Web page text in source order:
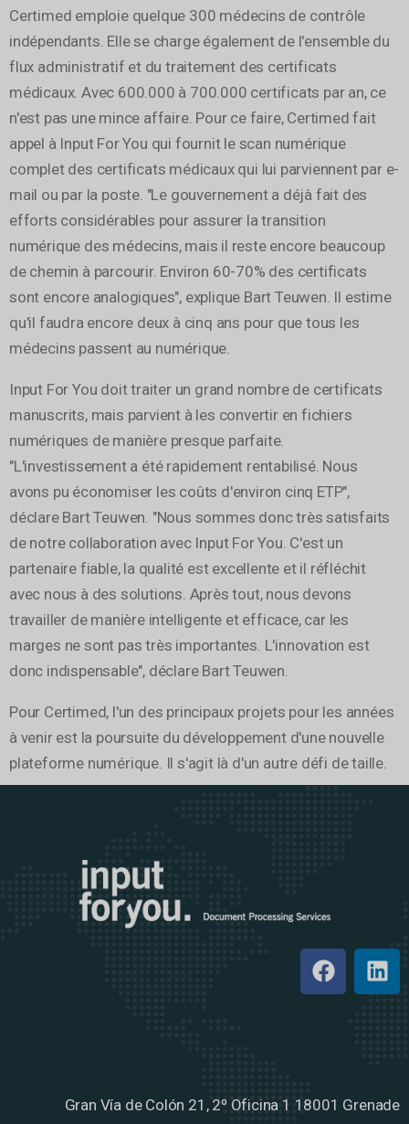
Certimed emploie quelque 300 médecins de contrôle
indépendants. Elle se charge également de l'ensemble du
flux administratif et du traitement des certificats
médicaux. Avec 600.000 à 700.000 certificats par an, ce
n'est pas une mince affaire. Pour ce faire, Certimed fait
appel à Input For You qui fournit le scan numérique
complet des certificats médicaux qui lui parviennent par e-
mail ou par la poste. "Le gouvernement a déjà fait des
efforts considérables pour assurer la transition
numérique des médecins, mais il reste encore beaucoup
de chemin à parcourir. Environ 60-70% des certificats
sont encore analogiques", explique Bart Teuwen. Il estime
qu'il faudra encore deux à cinq ans pour que tous les
médecins passent au numérique.
Input For You doit traiter un grand nombre de certificats
manuscrits, mais parvient à les convertir en fichiers
numériques de manière presque parfaite.
"L'investissement a été rapidement rentabilisé. Nous
avons pu économiser les coûts d'environ cinq ETP",
déclare Bart Teuwen. "Nous sommes donc très satisfaits
de notre collaboration avec Input For You. C'est un
partenaire fiable, la qualité est excellente et il réfléchit
avec nous à des solutions. Après tout, nous devons
travailler de manière intelligente et efficace, car les
marges ne sont pas très importantes. L'innovation est
donc indispensable", déclare Bart Teuwen.
Pour Certimed, l'un des principaux projets pour les années
à venir est la poursuite du développement d'une nouvelle
plateforme numérique. Il s'agit là d'un autre défi de taille.
Gran Vía de Colón 21, 2º Oficina 1 18001 Grenade